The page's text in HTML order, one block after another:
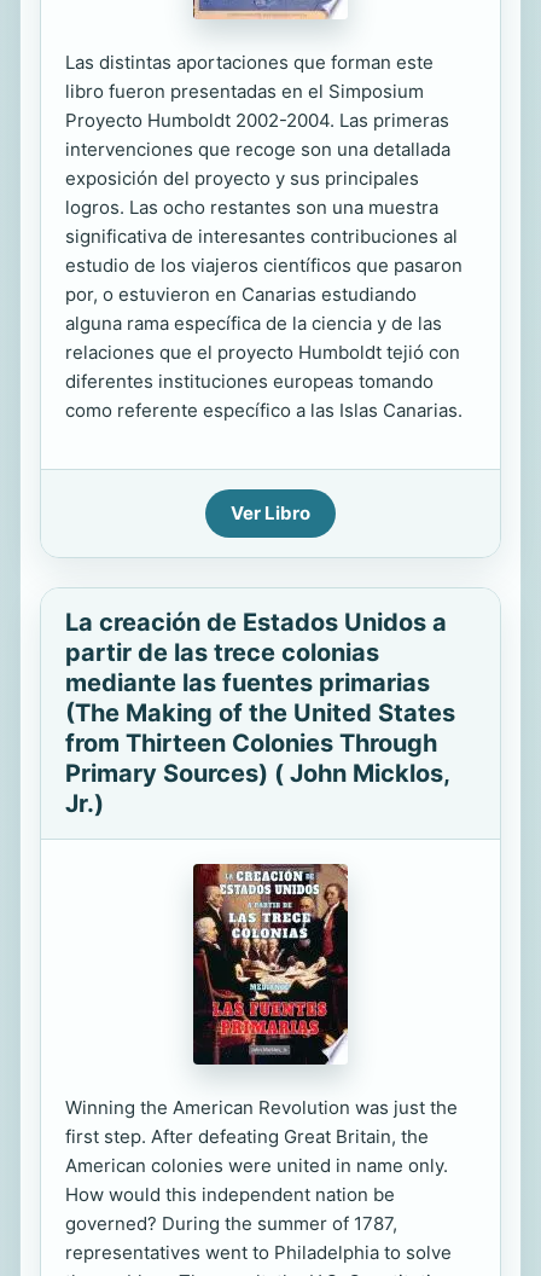
Las distintas aportaciones que forman este
libro fueron presentadas en el Simposium
Proyecto Humboldt 2002-2004. Las primeras
intervenciones que recoge son una detallada
exposición del proyecto y sus principales
logros. Las ocho restantes son una muestra
significativa de interesantes contribuciones al
estudio de los viajeros científicos que pasaron
por, o estuvieron en Canarias estudiando
alguna rama específica de la ciencia y de las
relaciones que el proyecto Humboldt tejió con
diferentes instituciones europeas tomando
como referente específico a las Islas Canarias.
Ver Libro
La creación de Estados Unidos a
partir de las trece colonias
mediante las fuentes primarias
(The Making of the United States
from Thirteen Colonies Through
Primary Sources) ( John Micklos,
Jr.)
Winning the American Revolution was just the
first step. After defeating Great Britain, the
American colonies were united in name only.
How would this independent nation be
governed? During the summer of 1787,
representatives went to Philadelphia to solve